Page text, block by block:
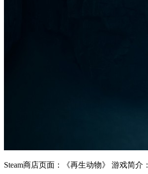
Steam商店页面：《再生动物》 游戏简介：